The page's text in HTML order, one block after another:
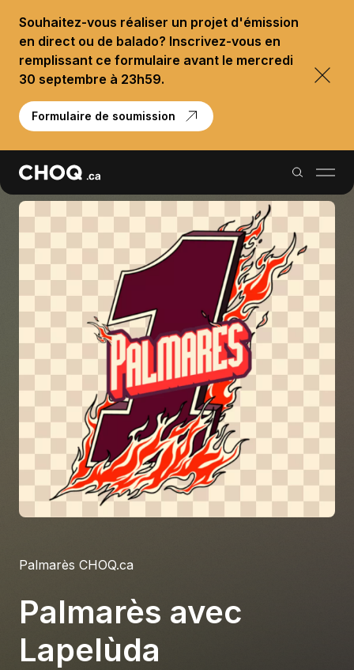
Souhaitez-vous réaliser un projet d'émission
en direct ou de balado? Inscrivez-vous en
remplissant ce formulaire avant le mercredi
30 septembre à 23h59.
Formulaire de soumission
Balados
Reportages
Palmarès
À propos
S'impliquer
Carrière
Location studio
Palmarès CHOQ.ca
Palmarès avec
Lapelùda